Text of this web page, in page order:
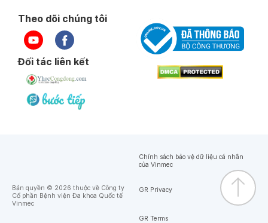
Theo dõi chúng tôi
Đối tác liên kết
Bản quyền © 2026 thuộc về Công ty
Cổ phần Bệnh viện Đa khoa Quốc tế
Vinmec
Chính sách bảo vệ dữ liệu cá nhân
của Vinmec
GR Privacy
GR Terms